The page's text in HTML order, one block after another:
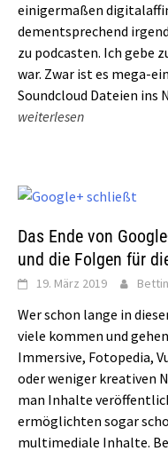
einigermaßen
dementsprechend
zu podcasten. Ich gebe
war. Zwar ist es mega-
Soundcloud Dateien ins
weiterlesen
Das Ende von
und die Folgen für
19. März 2019
Wer schon lange in
viele kommen und
Immersive, Fotopedia,
oder weniger kreativen
man Inhalte
ermöglichten sogar
multimediale Inhalte.